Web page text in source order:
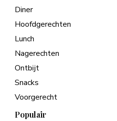
Diner
Hoofdgerechten
Lunch
Nagerechten
Ontbijt
Snacks
Voorgerecht
Populair